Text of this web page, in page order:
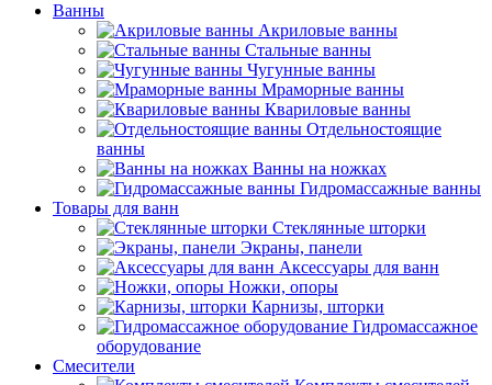
Ванны
Акриловые ванны
Стальные ванны
Чугунные ванны
Мраморные ванны
Квариловые ванны
Отдельностоящие
ванны
Ванны на ножках
Гидромассажные ванны
Товары для ванн
Стеклянные шторки
Экраны, панели
Аксессуары для ванн
Ножки, опоры
Карнизы, шторки
Гидромассажное
оборудование
Смесители